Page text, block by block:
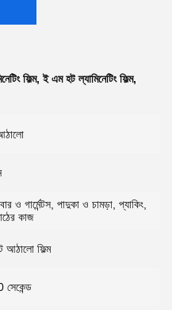
ফিল্ম,ই এম হট ল্যামিনেটিং ফিল্ম,
ও গার্মেন্টস, পাদুকা ও চামড়া, প্যাকিং,
কাজ
আঠালো ফিল্ম